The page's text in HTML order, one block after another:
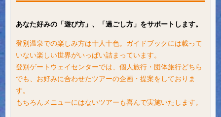
あなた好みの「遊び方」、「過ごし方」をサポートします。
登別温泉での楽しみ方は十人十色。ガイドブックには載って
いない楽しい世界がいっぱい詰まっています。
登別ゲートウェイセンターでは、個人旅行・団体旅行どちら
でも、お好みに合わせたツアーの企画・提案をしておりま
す。
もちろんメニューにはないツアーも喜んで実施いたします。